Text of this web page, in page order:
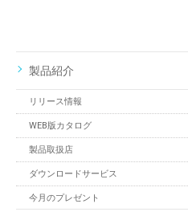
製品紹介
リリース情報
WEB版カタログ
製品取扱店
ダウンロードサービス
今月のプレゼント